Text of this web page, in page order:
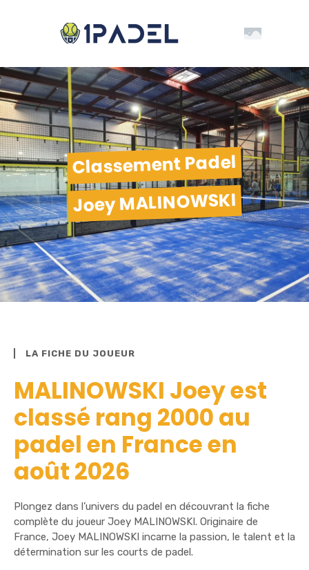
Classement Padel
Joey MALINOWSKI
LA FICHE DU JOUEUR
MALINOWSKI Joey est
classé rang 2000 au
padel en France en
août 2026
Plongez dans l’univers du padel en découvrant la fiche
complète du joueur Joey MALINOWSKI. Originaire de
France, Joey MALINOWSKI incarne la passion, le talent et la
détermination sur les courts de padel.